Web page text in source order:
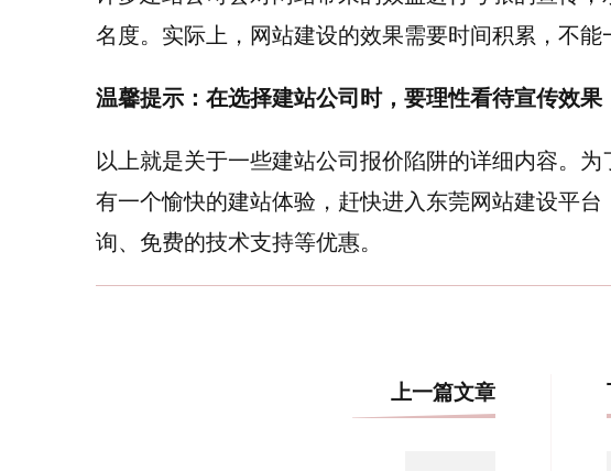
名度。实际上，网站建设的效果需要时间积累，不能
温馨提示：在选择建站公司时，要理性看待宣传效果
以上就是关于一些建站公司报价陷阱的详细内容。
有一个愉快的建站体验，赶快进入东莞网站建设平
询、免费的技术支持等优惠。
上一篇文章